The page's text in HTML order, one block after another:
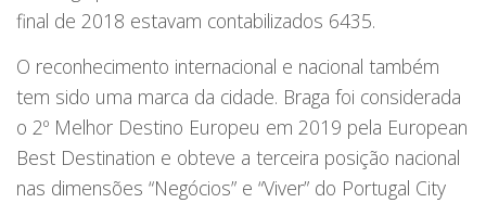
final de 2018 estavam contabilizados 6435.
O reconhecimento internacional e nacional também
tem sido uma marca da cidade. Braga foi considerada
o 2º Melhor Destino Europeu em 2019 pela European
Best Destination e obteve a terceira posição nacional
nas dimensões “Negócios” e “Viver” do Portugal City